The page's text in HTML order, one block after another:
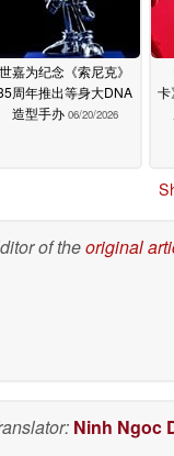
世嘉为纪念《索尼克》
周年推出等身大DNA
造型手办 06/20/2026
卡
of theoriginal
Ninh Ngoc